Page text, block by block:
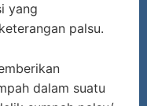
yang
palsu.
dalam suatu